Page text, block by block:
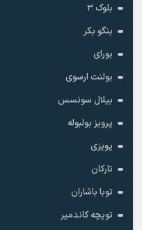
بلوک 3
بنگو بکر
بورای
بولنت ارسوی
بیلال سونسس
پرویز بولبوله
پویزی
تارکان
توبا باشاران
تویچه کاندمیر